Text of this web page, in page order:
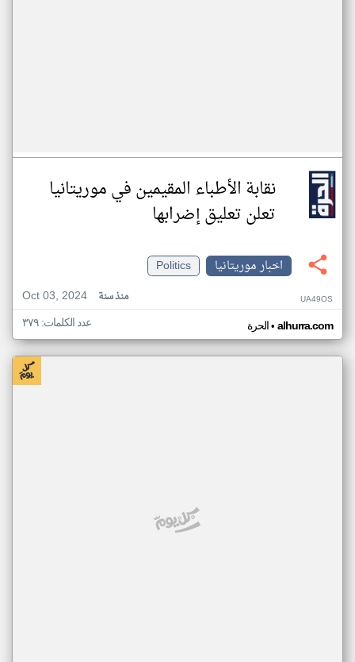
نقابة الأطباء المقيمين في موريتانيا
تعلن تعليق إضرابها
اخبار موريتانيا
Politics
Oct 03, 2024
منذ سنة UA49OS
الحرة• alhurra.com عدد الكلمات: ٣٧٩